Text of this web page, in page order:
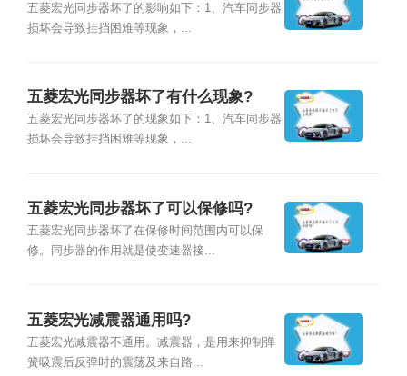
五菱宏光同步器坏了的影响如下：1、汽车同步器
损坏会导致挂挡困难等现象，...
五菱宏光同步器坏了有什么现象?
五菱宏光同步器坏了的现象如下：1、汽车同步器
损坏会导致挂挡困难等现象，...
五菱宏光同步器坏了可以保修吗?
五菱宏光同步器坏了在保修时间范围内可以保
修。同步器的作用就是使变速器接...
五菱宏光减震器通用吗?
五菱宏光减震器不通用。减震器，是用来抑制弹
簧吸震后反弹时的震荡及来自路...